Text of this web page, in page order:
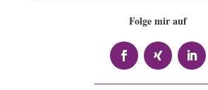
Folge mir auf